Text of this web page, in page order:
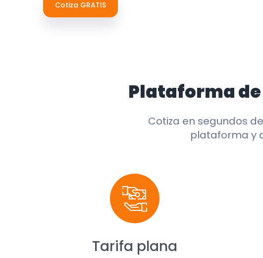
Cotiza GRATIS
Plataforma
Cotiza en segundos de
plataforma y
Tarifa plana